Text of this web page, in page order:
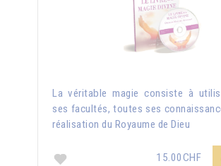
La véritable magie consiste à
ses facultés, toutes ses
réalisation du Royaume de Dieu
15.00CHF